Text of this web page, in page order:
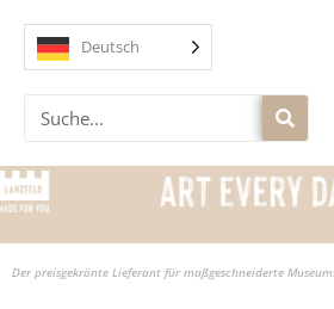
Inhalt
springen
Deutsch
Suche
Der preisgekrönte Lieferant für maßgeschneiderte